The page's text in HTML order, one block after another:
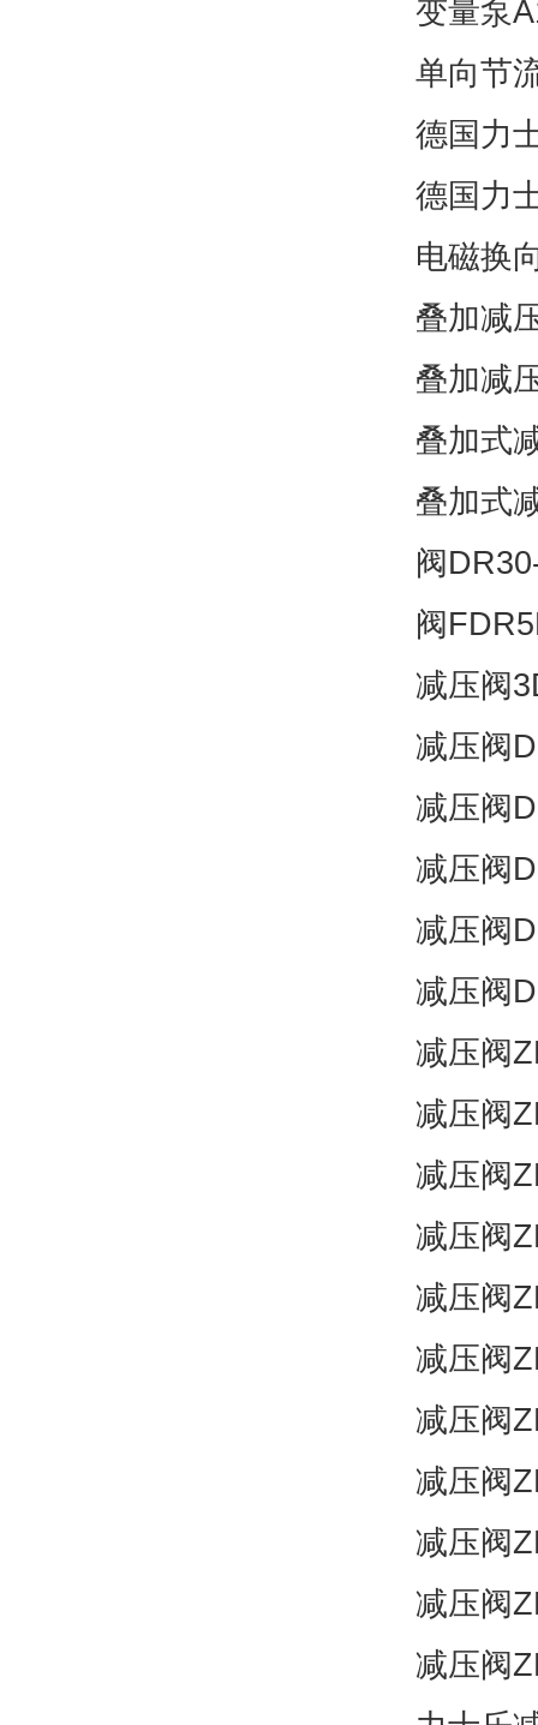
变量泵
单向节
德国力
德国力
电磁换
叠加减
叠加减
叠加式
叠加式
阀
阀
减压阀
减压阀
减压阀
减压阀
减压阀
减压阀
减压阀
减压阀
减压阀
减压阀
减压阀
减压阀
减压阀
减压阀
减压阀
减压阀
减压阀